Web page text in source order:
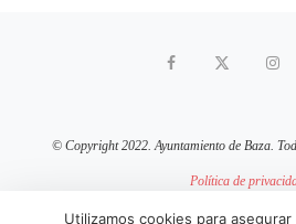
© Copyright 2022. Ayuntamiento de Baza.
Política de
Política de cookies
Utilizamos cookies para